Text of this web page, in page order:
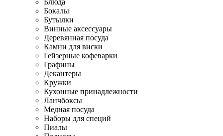
Блюда
Бокалы
Бутылки
Винные аксессуары
Деревянная посуда
Камни для виски
Гейзерные кофеварки
Графины
Декантеры
Кружки
Кухонные принадлежности
Ланчбоксы
Медная посуда
Наборы для специй
Пиалы